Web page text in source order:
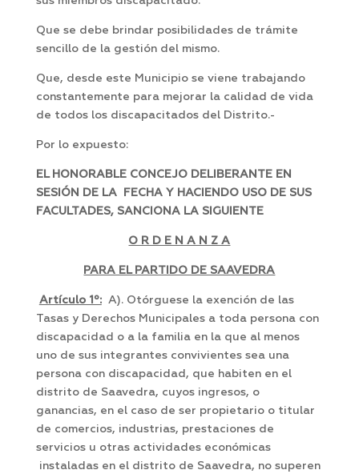
Que se debe brindar posibilidades de trámite
sencillo de la gestión del mismo.
Que, desde este Municipio se viene trabajando
constantemente para mejorar la calidad de vida
de todos los discapacitados del Distrito.-
Por lo expuesto:
EL HONORABLE CONCEJO DELIBERANTE EN
SESIÓN DE LA FECHA Y HACIENDO USO DE SUS
FACULTADES, SANCIONA LA SIGUIENTE
O R D E N A N Z A
PARA EL PARTIDO DE SAAVEDRA
Artículo 1º:A). Otórguese la exención de las
Tasas y Derechos Municipales a toda persona con
discapacidad o a la familia en la que al menos
uno de sus integrantes convivientes sea una
persona con discapacidad, que habiten en el
distrito de Saavedra, cuyos ingresos, o
ganancias, en el caso de ser propietario o titular
de comercios, industrias, prestaciones de
servicios u otras actividades económicas
instaladas en el distrito de Saavedra, no superen